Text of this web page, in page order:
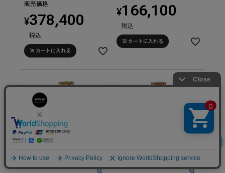
販売価格
¥378,400
税込
カートに入れる
¥166,100
税込
カートに入れる